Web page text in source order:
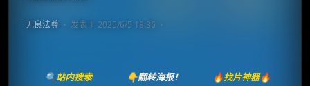
无良法尊 发表于 2025/6/5 18:36
🔍站内搜索 👇翻转海报！ 🔥找片神器🔥